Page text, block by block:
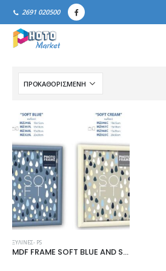
2691 020500
ΞΎΛΙΝΕΣ- PS
MDF FRAME SOFT BLUE AND SOFT CREAM